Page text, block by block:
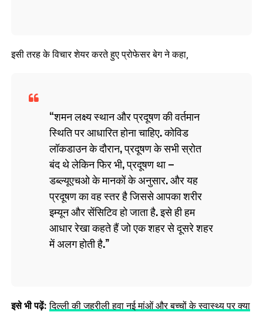
इसी तरह के विचार शेयर करते हुए प्रोफेसर बेग ने कहा,
शमन लक्ष्य स्थान और प्रदूषण की वर्तमान
स्थिति पर आधारित होना चाहिए. कोविड
लॉकडाउन के दौरान, प्रदूषण के सभी स्रोत
बंद थे लेकिन फिर भी, प्रदूषण था –
डब्ल्यूएचओ के मानकों के अनुसार. और यह
प्रदूषण का वह स्तर है जिससे आपका शरीर
इम्यून और सेंसिटिव हो जाता है. इसे ही हम
आधार रेखा कहते हैं जो एक शहर से दूसरे शहर
में अलग होती है.
इसे भी पढ़ें:दिल्ली की जहरीली हवा नई मांओं और बच्चों के स्वास्थ्य पर क्‍या